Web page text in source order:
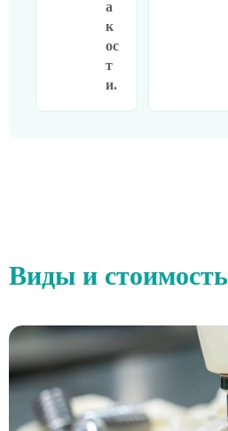
а
к
ос
т
и.
Виды и стоимость